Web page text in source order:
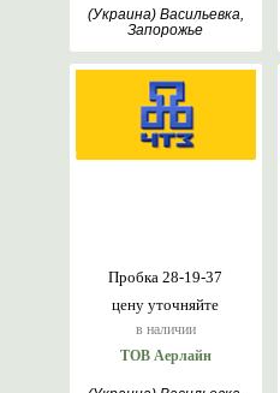
(Украина) Васильевка,
Запорожье
цену уточняйте
в наличии
Пробка 28-19-37
ТОВ Аерлайн